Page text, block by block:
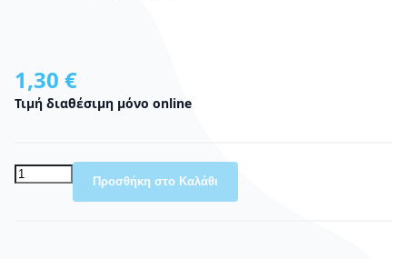
1,30 €
Τιμή διαθέσιμη μόνο online
Προσθήκη στο Καλάθι